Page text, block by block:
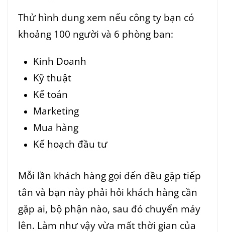
Thử hình dung xem nếu công ty bạn có
khoảng 100 người và 6 phòng ban:
Kinh Doanh
Kỹ thuật
Kế toán
Marketing
Mua hàng
Kế hoạch đầu tư
Mỗi lần khách hàng gọi đến đều gặp tiếp
tân và bạn này phải hỏi khách hàng cần
gặp ai, bộ phận nào, sau đó chuyển máy
lên. Làm như vậy vừa mất thời gian của